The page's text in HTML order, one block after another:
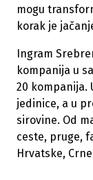
mogu
korak je
Ingram
kompanija u
20 kompanija.
jedinice, a u
sirovine. Od
ceste, pruge,
Hrvatske,